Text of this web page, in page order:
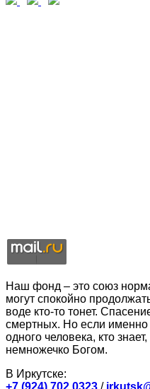
Наш фонд – это союз
могут спокойно
воде кто-то тонет.
смертных. Но если именно
одного человека, кто
немножечко Богом.
В Иркутске:
+7 (924) 702 0323 /